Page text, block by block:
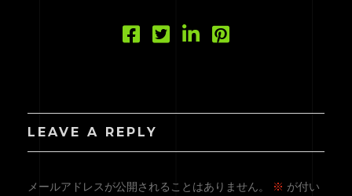
ACCESS
LEAVE A REPLY
メールアドレスが公開されることはありません。 ※ が付い